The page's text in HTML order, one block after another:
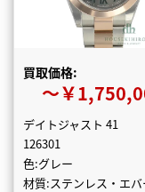
買取価格:
〜￥
デイトジャスト 41
126301
色:グレー
材質:ステンレス・エバ